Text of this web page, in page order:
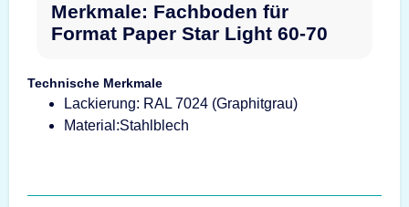
Merkmale: Fachboden für
Format Paper Star Light 60-70
Technische Merkmale
Lackierung: RAL 7024 (Graphitgrau)
Material:Stahlblech